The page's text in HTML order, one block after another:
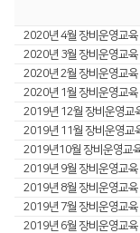
지사안내 ∨
Global Networks
국내지사
해외지사
Conversion∨
FL3015 Conversion
PS Conversion
Gantry∨
FO Series
HK Insight
자료실
투자정보
재무정보
IR 자료실
사회공헌
사회공헌개요
사회공헌활동
2020년 4월 장비운영교육
2020년 3월 장비운영교육
2020년 2월 장비운영교육
2020년 1월 장비운영교육
2019년 12월 장비운영교
2019년 11월 장비운영교
2019년10월 장비운영교
2019년 9월 장비운영교육
2019년 8월 장비운영교육
2019년 7월 장비운영교육
2019년 6월 장비운영교육